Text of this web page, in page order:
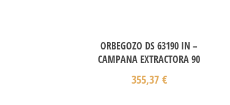
ORBEGOZO DS 63190 IN –
CAMPANA EXTRACTORA 90
355,37 €